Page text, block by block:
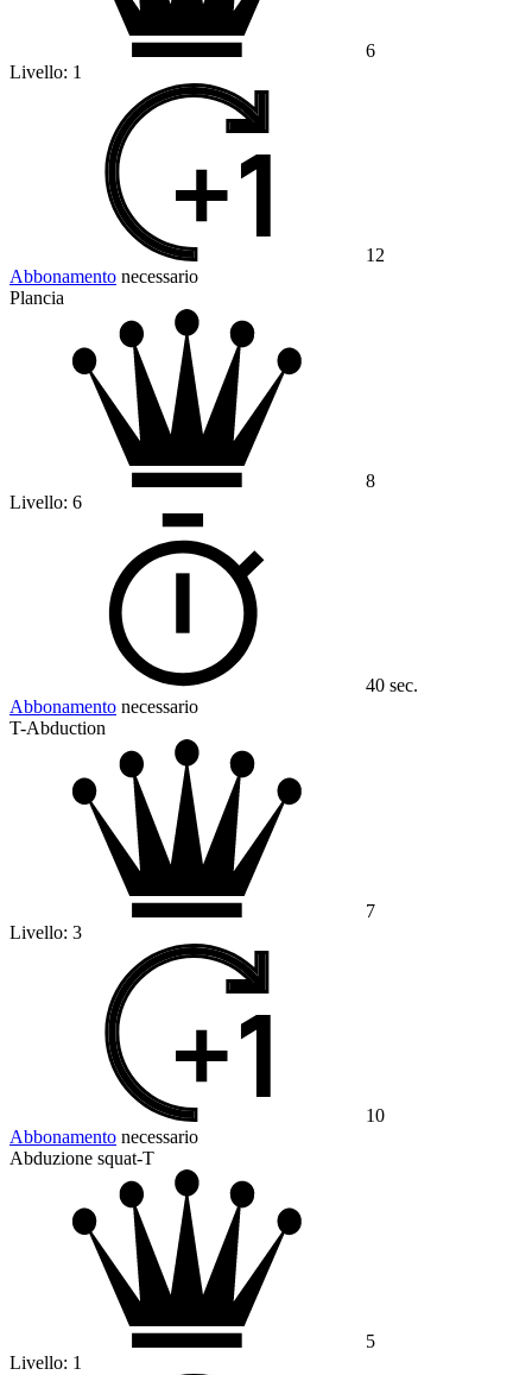
6
Livello: 1
12
Abbonamento necessario
Plancia
8
Livello: 6
40 sec.
Abbonamento necessario
T-Abduction
7
Livello: 3
10
Abbonamento necessario
Abduzione squat-T
5
Livello: 1